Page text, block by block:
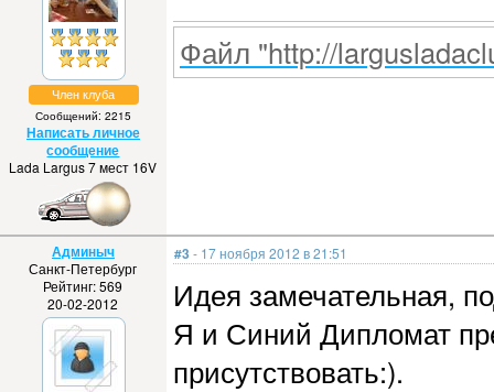
Член клуба
Сообщений: 2215
Написать личное
сообщение
Lada Largus 7 мест 16V
Файл "http://
Админыч
Санкт-Петербург
Рейтинг: 569
20-02-2012
#3 - 17 ноября 2012 в 21:51
Идея замечательная,
Я и Синий Дипломат
присутствовать:).